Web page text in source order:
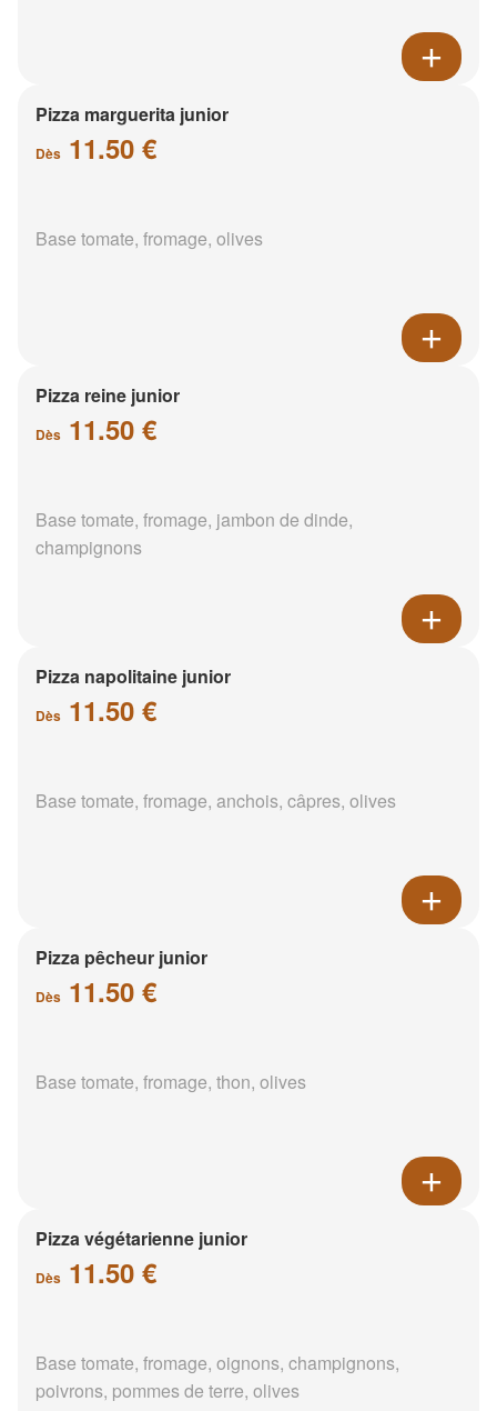
Pizza marguerita junior
Dès 11.50 €
Base tomate, fromage, olives
Pizza reine junior
Dès 11.50 €
Base tomate, fromage, jambon de dinde,
champignons
Pizza napolitaine junior
Dès 11.50 €
Base tomate, fromage, anchois, câpres, olives
Pizza pêcheur junior
Dès 11.50 €
Base tomate, fromage, thon, olives
Pizza végétarienne junior
Dès 11.50 €
Base tomate, fromage, oignons, champignons,
poivrons, pommes de terre, olives